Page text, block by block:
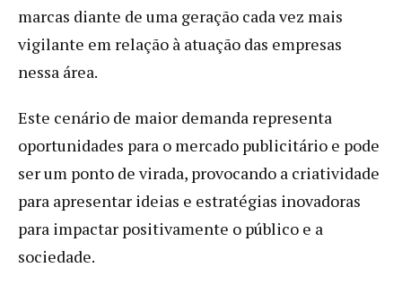
marcas diante de uma geração cada vez mais
vigilante em relação à atuação das empresas
nessa área.
Este cenário de maior demanda representa
oportunidades para o mercado publicitário e pode
ser um ponto de virada, provocando a criatividade
para apresentar ideias e estratégias inovadoras
para impactar positivamente o público e a
sociedade.